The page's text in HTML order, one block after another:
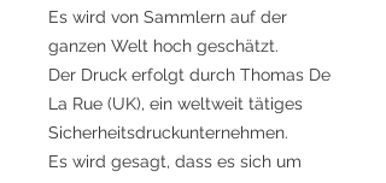
Es wird von Sammlern auf der
ganzen Welt hoch geschätzt.
Der Druck erfolgt durch Thomas De
La Rue (UK), ein weltweit tätiges
Sicherheitsdruckunternehmen.
Es wird gesagt, dass es sich um